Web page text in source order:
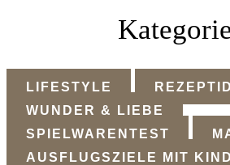
LIFESTYLE
WUNDER & LIEBE
SPIELWARENTEST
AUSFLUGSZIELE MIT